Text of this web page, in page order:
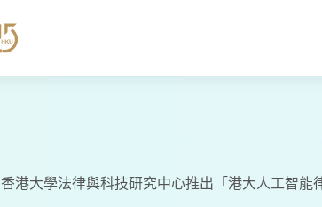
香港大學法律與科技研究中心推出「港大人工智能